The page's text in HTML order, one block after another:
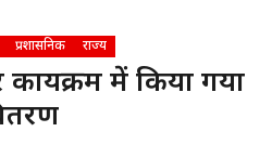
प्रशासनिक राज्य
में किया गया